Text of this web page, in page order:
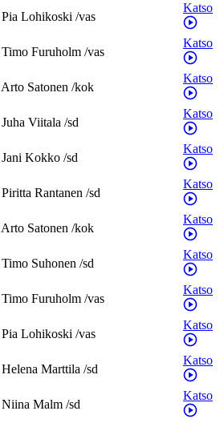
Pia Lohikoski /vas
Katso
Timo Furuholm /vas
Katso
Arto Satonen /kok
Katso
Juha Viitala /sd
Katso
Jani Kokko /sd
Katso
Piritta Rantanen /sd
Katso
Arto Satonen /kok
Katso
Timo Suhonen /sd
Katso
Timo Furuholm /vas
Katso
Pia Lohikoski /vas
Katso
Helena Marttila /sd
Katso
Niina Malm /sd
Katso